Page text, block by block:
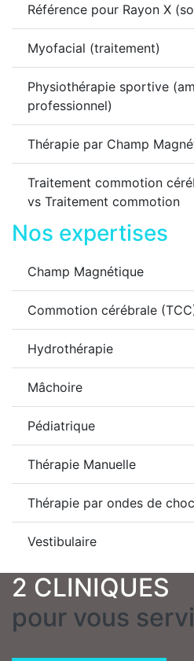
Référence pour Rayon X
Myofacial (traitement)
Physiothérapie sportive
professionnel)
Thérapie par Champ
Traitement commotion
vs Traitement commotion
Nos expertises
Champ Magnétique
Commotion cérébrale
Hydrothérapie
Mâchoire
Pédiatrique
Thérapie Manuelle
Thérapie par ondes de choc
Vestibulaire
2 CLINIQUES
pour vous